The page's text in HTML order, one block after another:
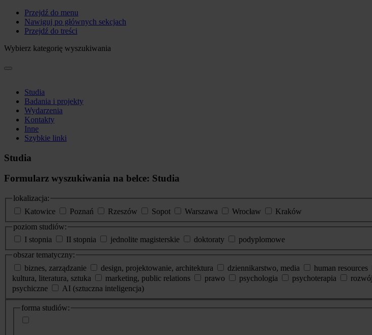
Przejdź do menu
Nawiguj po głównych sekcjach
Przejdź do treści
Wybierz kategorię wyszukiwania
Studia
Badania i projekty
Wydarzenia
Kontakty
Inne
Szybkie linki
Studia
Formularz wyszukiwania na belce: Studia
lokalizacja:
Katowice
Poznań Rzeszów Sopot Warszawa Wrocław
Kraków
poziom studiów:
I stopnia
II stopnia jednolite magisterskie doktoraty
podyplomowe
obszar tematyczny:
biznes, zarządzanie
design, projektowanie, architektura dziennikarstwo, media human resources
kultura, literatura, sztuka
marketing, public relations prawo psychologia psychoterapia
psychiczne
AI (sztuczna inteligencja)
dodatkowe
informacje
forma studiów: